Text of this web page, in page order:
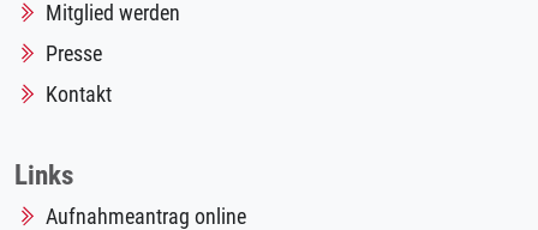
Mitglied werden
Presse
Kontakt
Links
Aufnahmeantrag online